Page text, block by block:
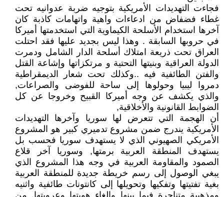
فجاءت التهديدات الأمريكية بتوجيه ضربة عدوانيه تحت
غطاء فضفاض من ادعاءات واهية واتهامات كاذبة كان
آخرها استخدام الأسلحة الكيماوية التي استخدمتها أميركا
في حروبها السابقة . وهذا ليس بجديد عليها فقد احتلت
العراق تحت ذريعة امتلاك أسلحة الدار الشامل ودمرت
الدولة العراقية وبنيتها التحتية و مرتكزاتها وإشاعة القتل
والفتن الطائفية فيه ..وكذلك تحت شعار الديمقراطية
دمروا ليبيا وحولوها إلى ساحة للفوضى والصراعات,
والذي يكشف عن وجه أميركا القبيح وخروجا عن كل
الضوابط القانونية والأخلاقية,
أن الهجمة التي تتعرض لها سوريا وآخرها التهديدات
الأمريكية يندرج ضمن مشروع تدميري كبير هو المشروع
الأمريكي الصهيوني الذي لا يستهدف سوريا فحسب بل
يستهدف المنطقة العربية برمتها, وسوريا آخر قلاع
الصمود والمقاومة العربية في وجه هذا المشروع الذي
يبغي الوصول إلى رسم خريطة جديدة للمنطقة العربية
بغية تفتيتها وتفكيها وتحويلها إلى كانتونات طائفية واثنيه